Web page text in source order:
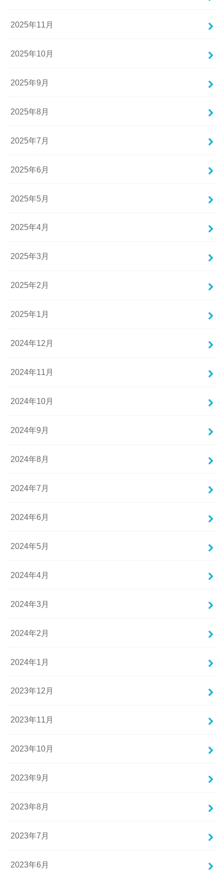
2025年11月
2025年10月
2025年9月
2025年8月
2025年7月
2025年6月
2025年5月
2025年4月
2025年3月
2025年2月
2025年1月
2024年12月
2024年11月
2024年10月
2024年9月
2024年8月
2024年7月
2024年6月
2024年5月
2024年4月
2024年3月
2024年2月
2024年1月
2023年12月
2023年11月
2023年10月
2023年9月
2023年8月
2023年7月
2023年6月